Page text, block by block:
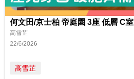
何文田/京士柏 帝庭園 3座 低層 C室
高雪芷
22/6/2026
高雪芷